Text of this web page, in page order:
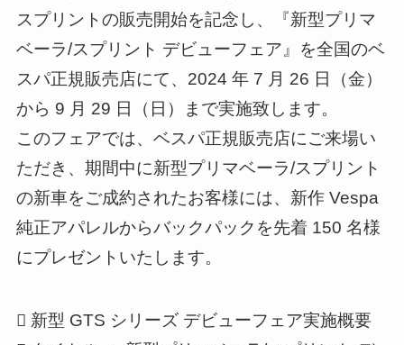
スプリントの販売開始を記念し、『新型プリマ
ベーラ/スプリント デビューフェア』を全国のベ
スパ正規販売店にて、2024 年 7 月 26 日（金）
から 9 月 29 日（日）まで実施致します。
このフェアでは、ベスパ正規販売店にご来場い
ただき、期間中に新型プリマベーラ/スプリント
の新車をご成約されたお客様には、新作 Vespa
純正アパレルからバックパックを先着 150 名様
にプレゼントいたします。
 新型 GTS シリーズ デビューフェア実施概要